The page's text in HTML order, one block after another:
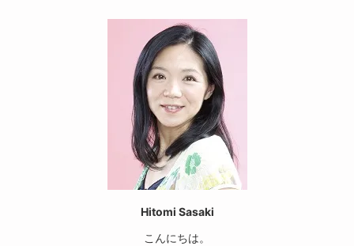
Hitomi Sasaki
こんにちは。